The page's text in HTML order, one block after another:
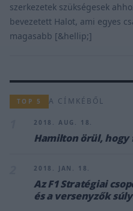
szerkezetek szükségesek
bevezetett Halot, ami egyes
magasabb [&hellip;]
TOP 5 A CÍMKÉBŐL
2018. AUG. 18.
Hamilton örül,
2018. JAN. 18.
Az F1 Stratégiai
és a versenyzők